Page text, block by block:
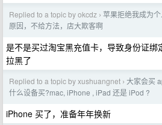
Replied to a topic by okcdz › 苹果拒绝我成为
原因，不给方法，店大欺客啊
是不是买过淘宝黑充值卡，导致身份证
拉黑了
Replied to a topic by xushuangnet › 大家会买
什么设备买?mac, iPhone , iPad 还是 iPod ?
iPhone 买了，准备年年换新